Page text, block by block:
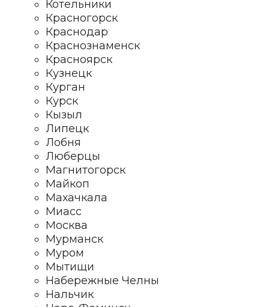
Котельники
Красногорск
Краснодар
Краснознаменск
Красноярск
Кузнецк
Курган
Курск
Кызыл
Липецк
Лобня
Люберцы
Магнитогорск
Майкоп
Махачкала
Миасс
Москва
Мурманск
Муром
Мытищи
Набережные Челны
Нальчик